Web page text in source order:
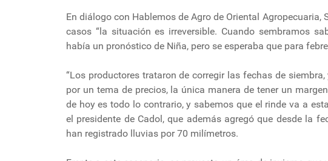
En diálogo con Hablemos de Agro de Oriental
casos “la situación es irreversible. Cuando sembramos
había un pronóstico de Niña, pero se esperaba que para
“Los productores trataron de corregir las fechas de
por un tema de precios, la única manera de tener un
de hoy es todo lo contrario, y sabemos que el rinde va a
el presidente de Cadol, que además agregó que desde la
han registrado lluvias por 70 milímetros.